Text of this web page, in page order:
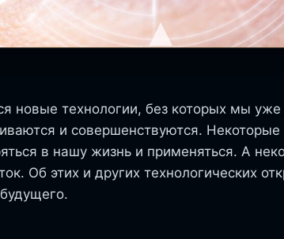
новые технологии, без которых мы
и совершенствуются. Некоторые
в нашу жизнь и применяться. А
Об этих и других технологических